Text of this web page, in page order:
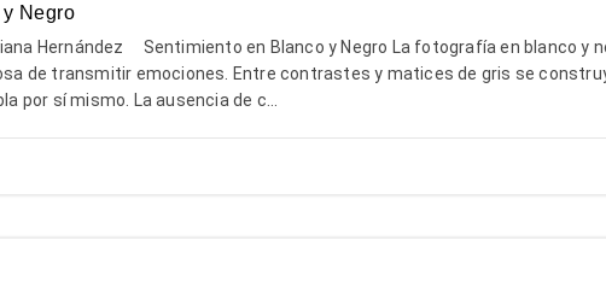
Negro
Hernández Sentimiento en Blanco y Negro La fotografía en blanco y
de transmitir emociones. Entre contrastes y matices de gris se
por sí mismo. La ausencia de c...